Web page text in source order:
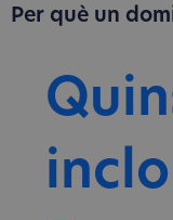
Per què un